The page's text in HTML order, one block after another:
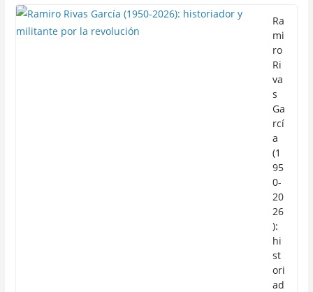
Ra
mi
ro
Ri
va
s
Ga
rcí
a
(1
95
0-
20
26
):
hi
st
ori
ad